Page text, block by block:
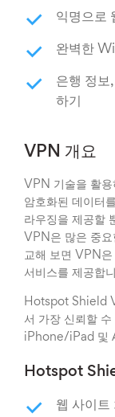
익명으로
완벽한
은행 정보
하기
VPN 개요
VPN 기술을 활용
암호화된 데이터
라우징을 제공할
VPN은 많은 중요
교해 보면 VPN은
서비스를 제공합
Hotspot Shield
서 가장 신뢰할
iPhone/iPad 및
Hotspot
웹 사이